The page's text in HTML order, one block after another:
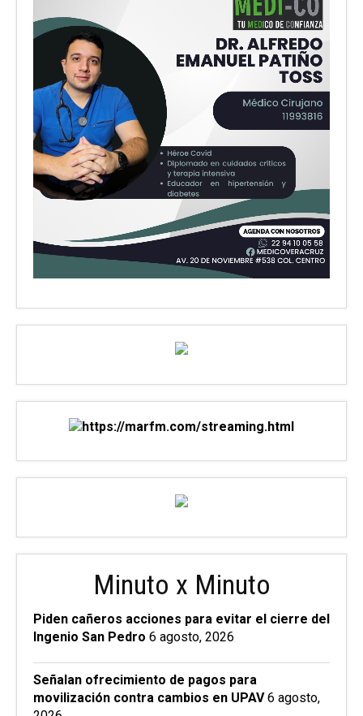
Minuto x Minuto
Piden cañeros acciones para evitar el cierre del
Ingenio San Pedro 6 agosto, 2026
Señalan ofrecimiento de pagos para
movilización contra cambios en UPAV 6 agosto,